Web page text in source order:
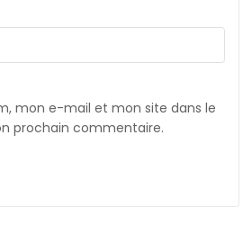
mon e-mail et mon site dans le
prochain commentaire.